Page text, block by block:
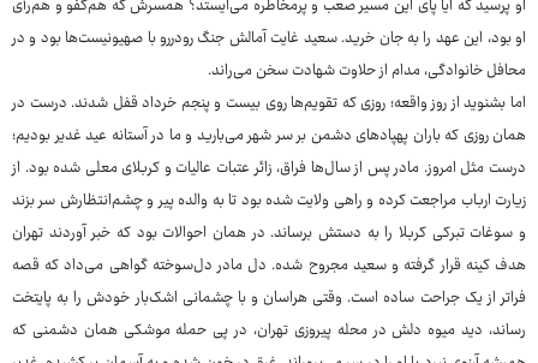
او پرسید که آیا پای این مسیر صعب و پرمخاطره می‌ایستد؟ همسرش که هم‌کفو و هم‌رأی
او بود، این عهد را به جان خرید. سعید غایت آمالش جنگ رودررو با صهیونیست‌ها بود و در
محافل خانوادگی، مدام از حلاوت شهادت سخن می‌راند.
اما بشنوید از روز واقعه؛ روزی که تقویم‌ها روی بیست و پنجم خرداد قفل شدند. درست در
همان روزی که باران پهپادهای دشمن بر سر شهر می‌بارید و ما در آستانه عید غدیر بودیم؛
درست مثل امروز. مادر پس از سال‌ها فراق، زائر عتبات عالیات و کربلای معلی شده بود. از
زیارت ارباب مراجعت کرده و راهی ولایت شده بود تا به والده پیر و چشم‌انتظارش سر بزند
و سوغات تبرکی کربلا را به دستش برساند. در همان احوالات بود که خبر آوردند تهران
هدف کینه قرار گرفته و سعید مجروح شده. دل مادر دل‌سوخته گواهی می‌داد که قصه
فراتر از یک جراحت ساده است. وقتی هراسان و با چشمانی اشک‌بار خودش را به پایتخت
رساند، دید میوه دلش در محله پیروزی تهران، در پی حمله موشکی همان دشمنی که